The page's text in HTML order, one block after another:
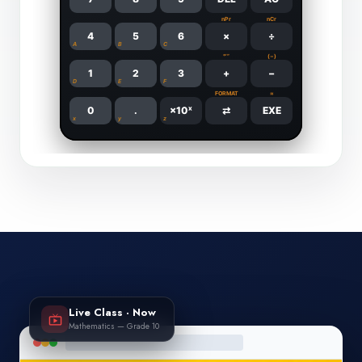
live_tv Live Class · Now
Mathematics — Grade 10